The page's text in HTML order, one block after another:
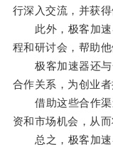
行深入交流，并获
此外，极客加速
程和研讨会，帮助
极客加速器还与
合作关系，为创业
借助这些合作渠
资和市场机会，从
总之，极客加速